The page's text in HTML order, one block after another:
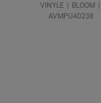
VINYLE
BLOOM
AVMPU40238